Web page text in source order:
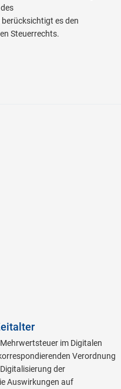
es den
Steuerrechts.
im Digitalen
Verordnung
der
Auswirkungen auf